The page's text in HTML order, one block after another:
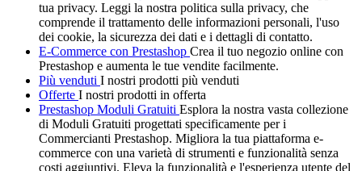
tua privacy. Leggi la nostra politica sulla privacy, che
comprende il trattamento delle informazioni personali, l'uso
dei cookie, la sicurezza dei dati e i dettagli di contatto.
E-Commerce con Prestashop Crea il tuo negozio online con
Prestashop e aumenta le tue vendite facilmente.
Più venduti I nostri prodotti più venduti
Offerte I nostri prodotti in offerta
Prestashop Moduli Gratuiti Esplora la nostra vasta collezione
di Moduli Gratuiti progettati specificamente per i
Commercianti Prestashop. Migliora la tua piattaforma e-
commerce con una varietà di strumenti e funzionalità senza
costi aggiuntivi. Eleva la funzionalità e l'esperienza utente del